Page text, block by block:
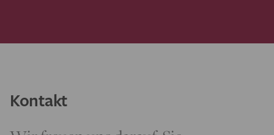
Kontakt